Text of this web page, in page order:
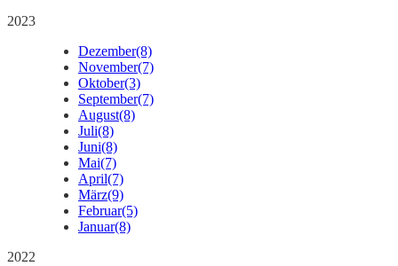
2023
Dezember(8)
November(7)
Oktober(3)
September(7)
August(8)
Juli(8)
Juni(8)
Mai(7)
April(7)
März(9)
Februar(5)
Januar(8)
2022